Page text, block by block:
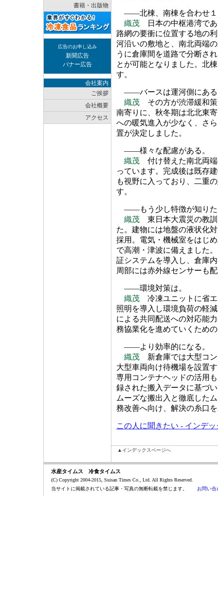
書籍・出版物
広告のお申し込み
新聞広告
バナー広告
会社案内
ご挨拶
会社概要
アクセス
――北棟、南棟を合わせ１
織茂 日本の中枢港湾であ
路網の要衝に位置する地の
河沿いの敷地と、南北両端
うに倉庫間を道路で分断さ
とが可能となりました。北
す。
――バースは運河側にあ
織茂 その方が渋滞緩和策
南寄りに、秋冬期は北北東
への暖気進入が少なく、さ
置が決定しました。
――様々な配慮がある。
織茂 付け替えた南北両端
っています。完成後は既存
も視野に入っており、二重
す。
――もう少し特徴が知りた
織茂 東日本大震災の教
た。建物には地盤の液状化
採用。電気・機械室をはじ
で高潮・津波に備えました
証システムを導入し、倉庫
周部には赤外線センサーも
――環境対策は。
織茂 冷凍ユニットに省エ
照明を導入し環境負荷の軽
による共同配送への対応能
務協業化を進めていくため
――より効率的になる。
織茂 新倉庫では大型コン
大型車両向け待機場を設置
専用コンテナヘッドの活用
録された搬入データに基づ
ムーズな搬出入と徹底した
務改善へ向け、解決の糸口
この人に聞きたい - インデ
▲インデックスページへ
水産タイムス 冷食タイムス
(C) Copyright 2004-2015, Suisan Times Co., Ltd. All Rights Reserved.
当サイトに掲載されている記事・写真の無断転載を禁じます。 お問い合